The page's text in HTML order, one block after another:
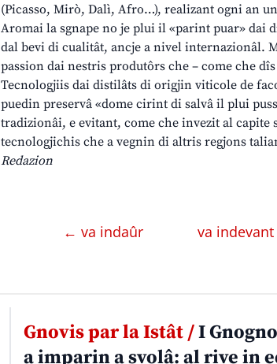
(Picasso, Mirò, Dalì, Afro…), realizant ogni an
Aromai la sgnape no je plui il «parint puar» dai
dal bevi di cualitât, ancje a nivel internazionâl.
passion dai nestris produtôrs che – come che
Tecnologjiis dai distilâts di origjin viticole de
puedin preservâ «dome cirint di salvâ il plui
tradizionâi, e evitant, come che invezit al
tecnologjichis che a vegnin di altris regjons
Redazion
← va indaûr va
Gnovis par la Istât /I
a imparin a svolâ: al rive in